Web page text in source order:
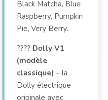
Black Matcha, Blue
Raspberry, Pumpkin
Pie, Very Berry.
???? Dolly V1
(modèle
classique) – la
Dolly électrique
originale avec